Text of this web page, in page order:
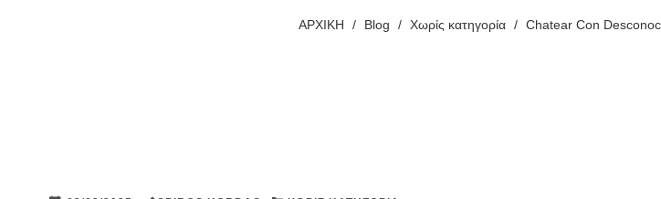
ΑΡΧΙΚΗ / Blog / Χωρίς κατηγορία / Chatear Con